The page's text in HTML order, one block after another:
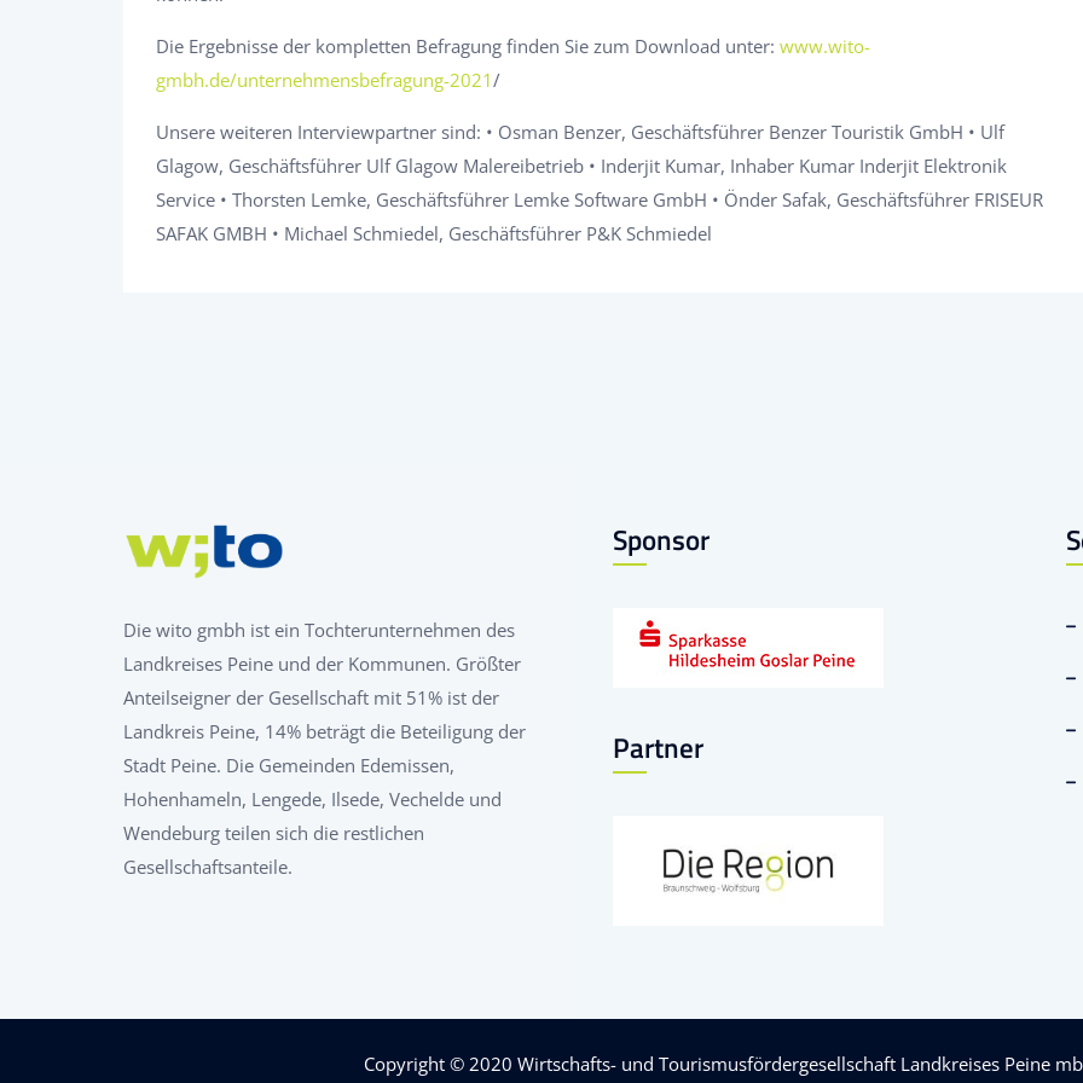
Die Ergebnisse der kompletten Befragung finden Sie zum Download unter: www.wito-
gmbh.de/unternehmensbefragung-2021/
Unsere weiteren Interviewpartner sind: • Osman Benzer, Geschäftsführer Benzer Touristik GmbH • Ulf
Glagow, Geschäftsführer Ulf Glagow Malereibetrieb • Inderjit Kumar, Inhaber Kumar Inderjit Elektronik
Service • Thorsten Lemke, Geschäftsführer Lemke Software GmbH • Önder Safak, Geschäftsführer FRISEUR
SAFAK GMBH • Michael Schmiedel, Geschäftsführer P&K Schmiedel
Die wito gmbh ist ein Tochterunternehmen des
Landkreises Peine und der Kommunen. Größter
Anteilseigner der Gesellschaft mit 51% ist der
Landkreis Peine, 14% beträgt die Beteiligung der
Stadt Peine. Die Gemeinden Edemissen,
Hohenhameln, Lengede, Ilsede, Vechelde und
Wendeburg teilen sich die restlichen
Gesellschaftsanteile.
Sponsor
Partner
Copyright © 2020 Wirtschafts- und Tourismusfördergesellschaft Landkreises Peine